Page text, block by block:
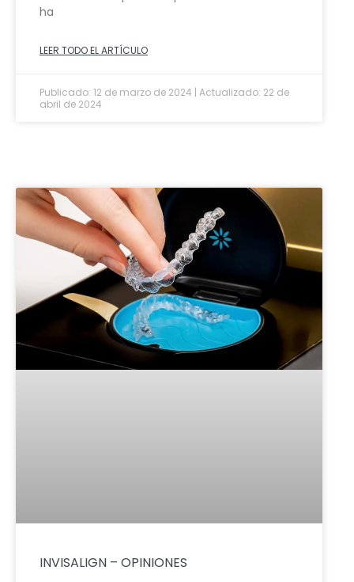
ha
LEER TODO EL ARTÍCULO
Publicado: 12 de marzo de 2024 | Actualizado: 22 de
abril de 2024
INVISALIGN – OPINIONES